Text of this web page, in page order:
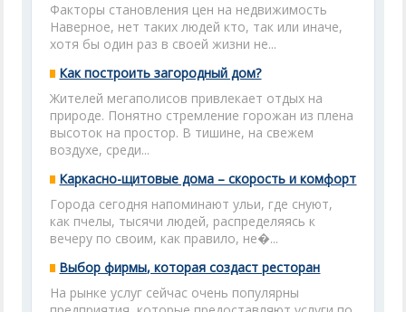
Факторы становления цен на недвижимость
Наверное, нет таких людей кто, так или иначе,
хотя бы один раз в своей жизни не...
Как построить загородный дом?
Жителей мегаполисов привлекает отдых на
природе. Понятно стремление горожан из плена
высоток на простор. В тишине, на свежем
воздухе, среди...
Каркасно-щитовые дома – скорость и комфорт
Города сегодня напоминают ульи, где снуют,
как пчелы, тысячи людей, распределяясь к
вечеру по своим, как правило, не�...
Выбор фирмы, которая создаст ресторан
На рынке услуг сейчас очень популярны